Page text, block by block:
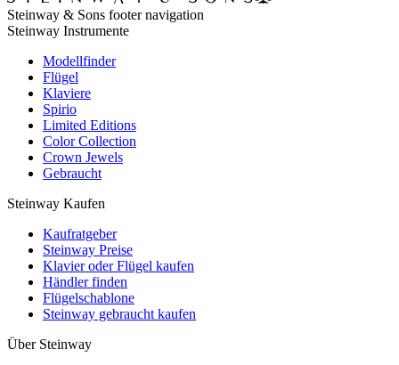
Steinway & Sons footer navigation
Steinway Instrumente
Modellfinder
Flügel
Klaviere
Spirio
Limited Editions
Color Collection
Crown Jewels
Gebraucht
Steinway Kaufen
Kaufratgeber
Steinway Preise
Klavier oder Flügel kaufen
Händler finden
Flügelschablone
Steinway gebraucht kaufen
Über Steinway